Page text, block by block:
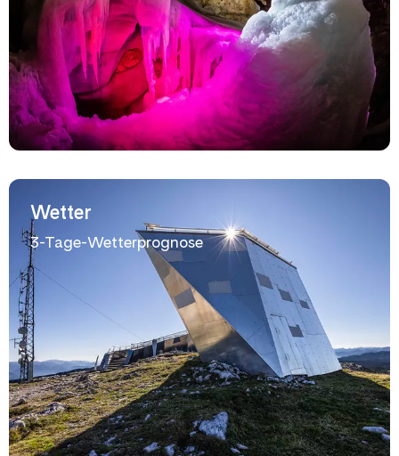
Wetter
3-Tage-Wetterprognose